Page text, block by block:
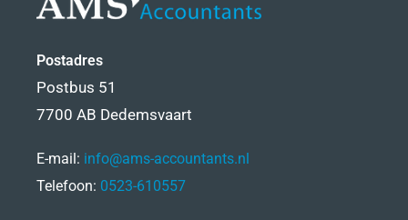
Postadres
Postbus 51
7700 AB Dedemsvaart
E-mail: info@ams-accountants.nl
Telefoon: 0523-610557